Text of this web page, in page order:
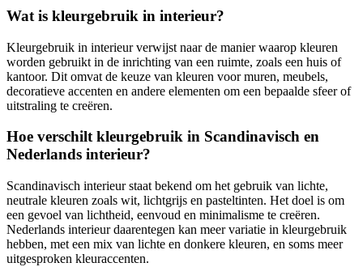
Wat is kleurgebruik in interieur?
Kleurgebruik in interieur verwijst naar de manier waarop kleuren
worden gebruikt in de inrichting van een ruimte, zoals een huis of
kantoor. Dit omvat de keuze van kleuren voor muren, meubels,
decoratieve accenten en andere elementen om een bepaalde sfeer of
uitstraling te creëren.
Hoe verschilt kleurgebruik in Scandinavisch en
Nederlands interieur?
Scandinavisch interieur staat bekend om het gebruik van lichte,
neutrale kleuren zoals wit, lichtgrijs en pasteltinten. Het doel is om
een gevoel van lichtheid, eenvoud en minimalisme te creëren.
Nederlands interieur daarentegen kan meer variatie in kleurgebruik
hebben, met een mix van lichte en donkere kleuren, en soms meer
uitgesproken kleuraccenten.